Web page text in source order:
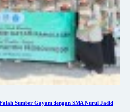
Sumber Gayam dengan SMA Nurul Jadid